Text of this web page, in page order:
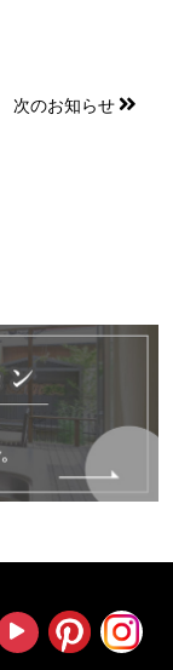
次のお知らせ